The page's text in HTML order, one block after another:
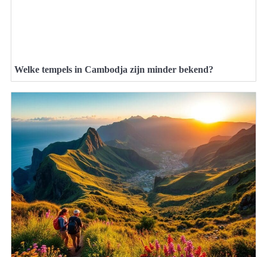
Welke tempels in Cambodja zijn minder bekend?